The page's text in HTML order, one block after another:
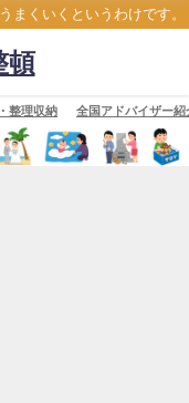
まくいくというわけです。
頓
整理収納 全国アドバイザー紹